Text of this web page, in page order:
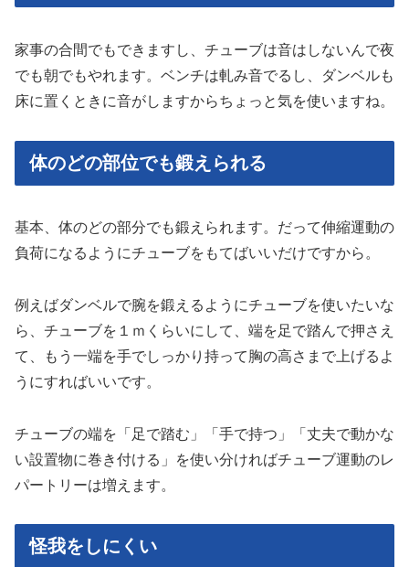
家事の合間でもできますし、チューブは音はしないんで夜
でも朝でもやれます。ベンチは軋み音でるし、ダンベルも
床に置くときに音がしますからちょっと気を使いますね。
体のどの部位でも鍛えられる
基本、体のどの部分でも鍛えられます。だって伸縮運動の
負荷になるようにチューブをもてばいいだけですから。
例えばダンベルで腕を鍛えるようにチューブを使いたいな
ら、チューブを１ｍくらいにして、端を足で踏んで押さえ
て、もう一端を手でしっかり持って胸の高さまで上げるよ
うにすればいいです。
チューブの端を「足で踏む」「手で持つ」「丈夫で動かな
い設置物に巻き付ける」を使い分ければチューブ運動のレ
パートリーは増えます。
怪我をしにくい